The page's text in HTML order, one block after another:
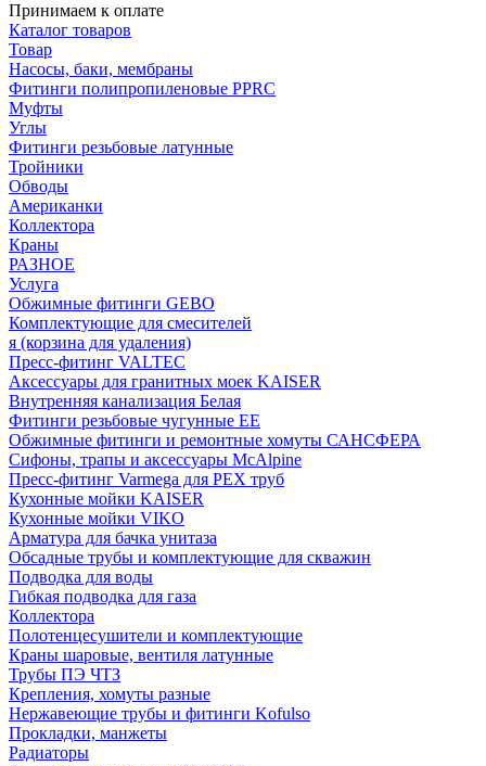
Принимаем к оплате
Каталог товаров
Товар
Насосы, баки, мембраны
Фитинги полипропиленовые PPRC
Муфты
Углы
Фитинги резьбовые латунные
Тройники
Обводы
Американки
Коллектора
Краны
РАЗНОЕ
Услуга
Обжимные фитинги GEBO
Комплектующие для смесителей
я (корзина для удаления)
Пресс-фитинг VALTEC
Аксессуары для гранитных моек KAISER
Внутренняя канализация Белая
Фитинги резьбовые чугунные EE
Обжимные фитинги и ремонтные хомуты САНСФЕРА
Сифоны, трапы и аксессуары McAlpine
Пресс-фитинг Varmega для PEX труб
Кухонные мойки KAISER
Кухонные мойки VIKO
Арматура для бачка унитаза
Обсадные трубы и комплектующие для скважин
Подводка для воды
Гибкая подводка для газа
Коллектора
Полотенцесушители и комплектующие
Краны шаровые, вентиля латунные
Трубы ПЭ ЧТЗ
Крепления, хомуты разные
Нержавеющие трубы и фитинги Kofulso
Прокладки, манжеты
Радиаторы